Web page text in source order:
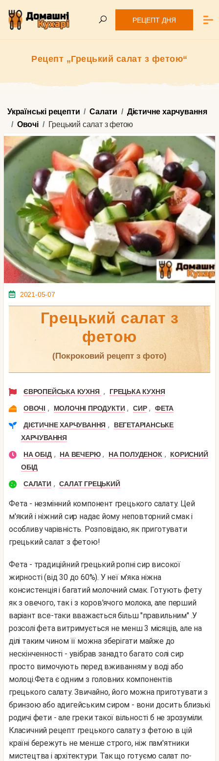
РЕЦЕПТ ДНЯ
Рецепт „Грецький салат з фетою“
Українські рецепти Салати
Дієтичне харчування
Овочі
Грецький салат з фетою
2021-05-07
Грецький салат з
фетою
(покроковий рецепт з фото)
ЄВРОПЕЙСЬКА КУХНЯ , ГРЕЦЬКА КУХНЯ
ОВОЧІ , МОЛОЧНІ ПРОДУКТИ , СИР , ФЕТА
ДІЄТИЧНЕ ХАРЧУВАННЯ ,
ВЕГЕТАРІАНСЬКЕ
ХАРЧУВАННЯ
НА ОБІД , НА ВЕЧЕРЮ , НА ПОЛУДЕНОК ,
КОРИСНИЙ
ОБІД
САЛАТИ , САЛАТ ГРЕЦЬКИЙ
Фета - незмінний компонент грецького салату. Цей
м'який і ніжний сир надає йому неповторний смак і
особливу чарівність. Розповідаю, як приготувати
грецький салат з фетою!
Фета - традиційний грецький ропні сир високої
жирності (від 30 до 60%). У неї м'яка ніжна
консистенція і багатий молочний смак. Готують фету
як з овечого, так і з коров'ячого молока, але перший
варіант все-таки вважається більш "правильним" .У
розсолі фета витримується не менш 3 місяців, але на
ділі таким чином її можна зберігати майже до
нескінченності - увібрав занадто багато солі сир
просто вимочують перед вживанням у воді або
молоці.Фета є одним з головних компонентів
грецького салату. Звичайно, його можна приготувати з
бринзою або адигейським сиром - вони досить близькі
родичі фети - але греки такої вільності б не зрозуміли.
Класичний рецепт грецького салату з фетою в цій
країні бережуть не менше строго, ніж пам'ятники
мистецтва і архітектури. Так що готуємо салат по-